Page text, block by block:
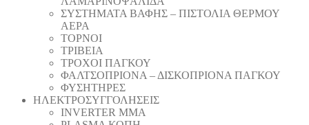
ΣΥΣΤΗΜΑΤΑ ΒΑΦΗΣ – ΠΙΣΤΟΛΙΑ ΘΕΡΜΟΥ
ΑΕΡΑ
ΤΟΡΝΟΙ
ΤΡΙΒΕΙΑ
ΤΡΟΧΟΙ ΠΑΓΚΟΥ
ΦΑΛΤΣΟΠΡΙΟΝΑ – ΔΙΣΚΟΠΡΙΟΝΑ ΠΑΓΚΟΥ
ΦΥΣΗΤΗΡΕΣ
ΗΛΕΚΤΡΟΣΥΓΓΟΛΗΣΕΙΣ
INVERTER MMA